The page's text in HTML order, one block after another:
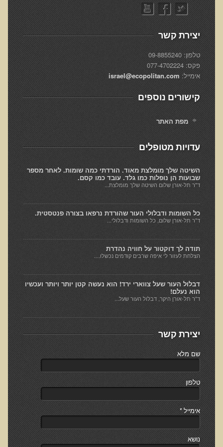
הגיל והתרגיל
האמת על החלבונים
מהי רפואה פונקציונאלית
מיתוס הדיאטה
הרפואה הפונקציונאלית מול הרפואה הממסדית
גנטיקה ותזונה - מה משפיע על מה?
בדיקות מעבדה לרגישות לגלוטן
איך ומדוע נוצרו נגעי העור שלנו?
קליניקות עור להסרת נגעי עור
פאנל עימות בין מומחים - מזון מהחי כן או לא?
טעויות, שגיאות ומיתוסים בתנועת הרו-פוד
מיתוסים בתנועת המזון ההוליסטי
הרצאות מוקלטות באנגלית
Alkalize and Diet
Anti-Inflammatory Diet
Top Foods for Optimal Health, Longevity, & Detoxification
The Truth About Proteins
Healthy Living
Skin Lecture
Immunogenic Proteins
קצרצרים
הסבר קצר על ויטמין B12
סטימולנטים (ממריצים)
האם רק צמחונים וטבעונים צריכים הכוונה תזונתית?
אומגה 3
יצירת קשר
טלפון: 09-8855240
פקס: 077-4702224
אימייל: israel@ecopolitan.com
קישורים נוספים
מפת האתר
עדויות מטופלים
השיטה שלך מומלצת מאוד. הורדתי כמה שומות. לאחר מספר
שבועות הן נופלות כמו גלד. עובד כמו קסם.
ד"ר תל-אורן שלום השיטה שלך מומלצת...
כל השומות ודבלולי העור שהורדת נרפאו בצורה פנטסטית.
ד"ר תל-אורן שלום, כל השומות ודבלולי...
תודה לך דוקטור על חוויה נהדרת
הצלחת לעזור לי איפה שרבים קודמים נכשלו....
דבלול העור שעל צווארי ירד! הוא נעשה קטן יותר ויותר ועכשיו
הוא נעלם!
ד"ר תל-אורן היקר, דבלול העור שעל...
יצירת קשר
שם מלא
טלפון
אימייל*
נושא